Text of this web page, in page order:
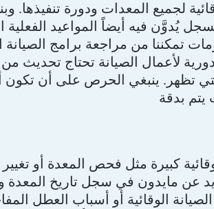
لجميع المعدات ودورة تنفيذها.
يُدوَّن فيه أيضاً المواعيد
تمكننا من مراجعة برامج الصيانة
لأعمال الصيانة تحتاج تحديث من
تظهر. ينبغي الحرص على أن
يتم بدقة
كبيرة مثل فحص المعدة أو
عن مايدون في سجل تاريخ
الوقائية أو أسباب العطل